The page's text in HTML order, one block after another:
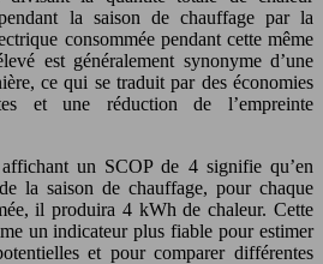
la saison de chauffage par la
consommée pendant cette même
est généralement synonyme d’une
ce qui se traduit par des économies
et une réduction de l’empreinte
un SCOP de 4 signifie qu’en
la saison de chauffage, pour chaque
il produira 4 kWh de chaleur. Cette
un indicateur plus fiable pour estimer
et pour comparer différentes